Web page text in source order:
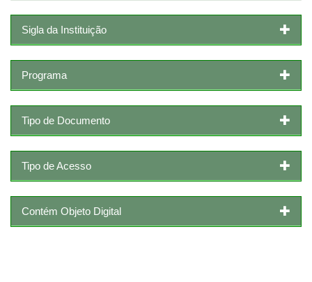
Sigla da Instituição
Programa
Tipo de Documento
Tipo de Acesso
Contém Objeto Digital